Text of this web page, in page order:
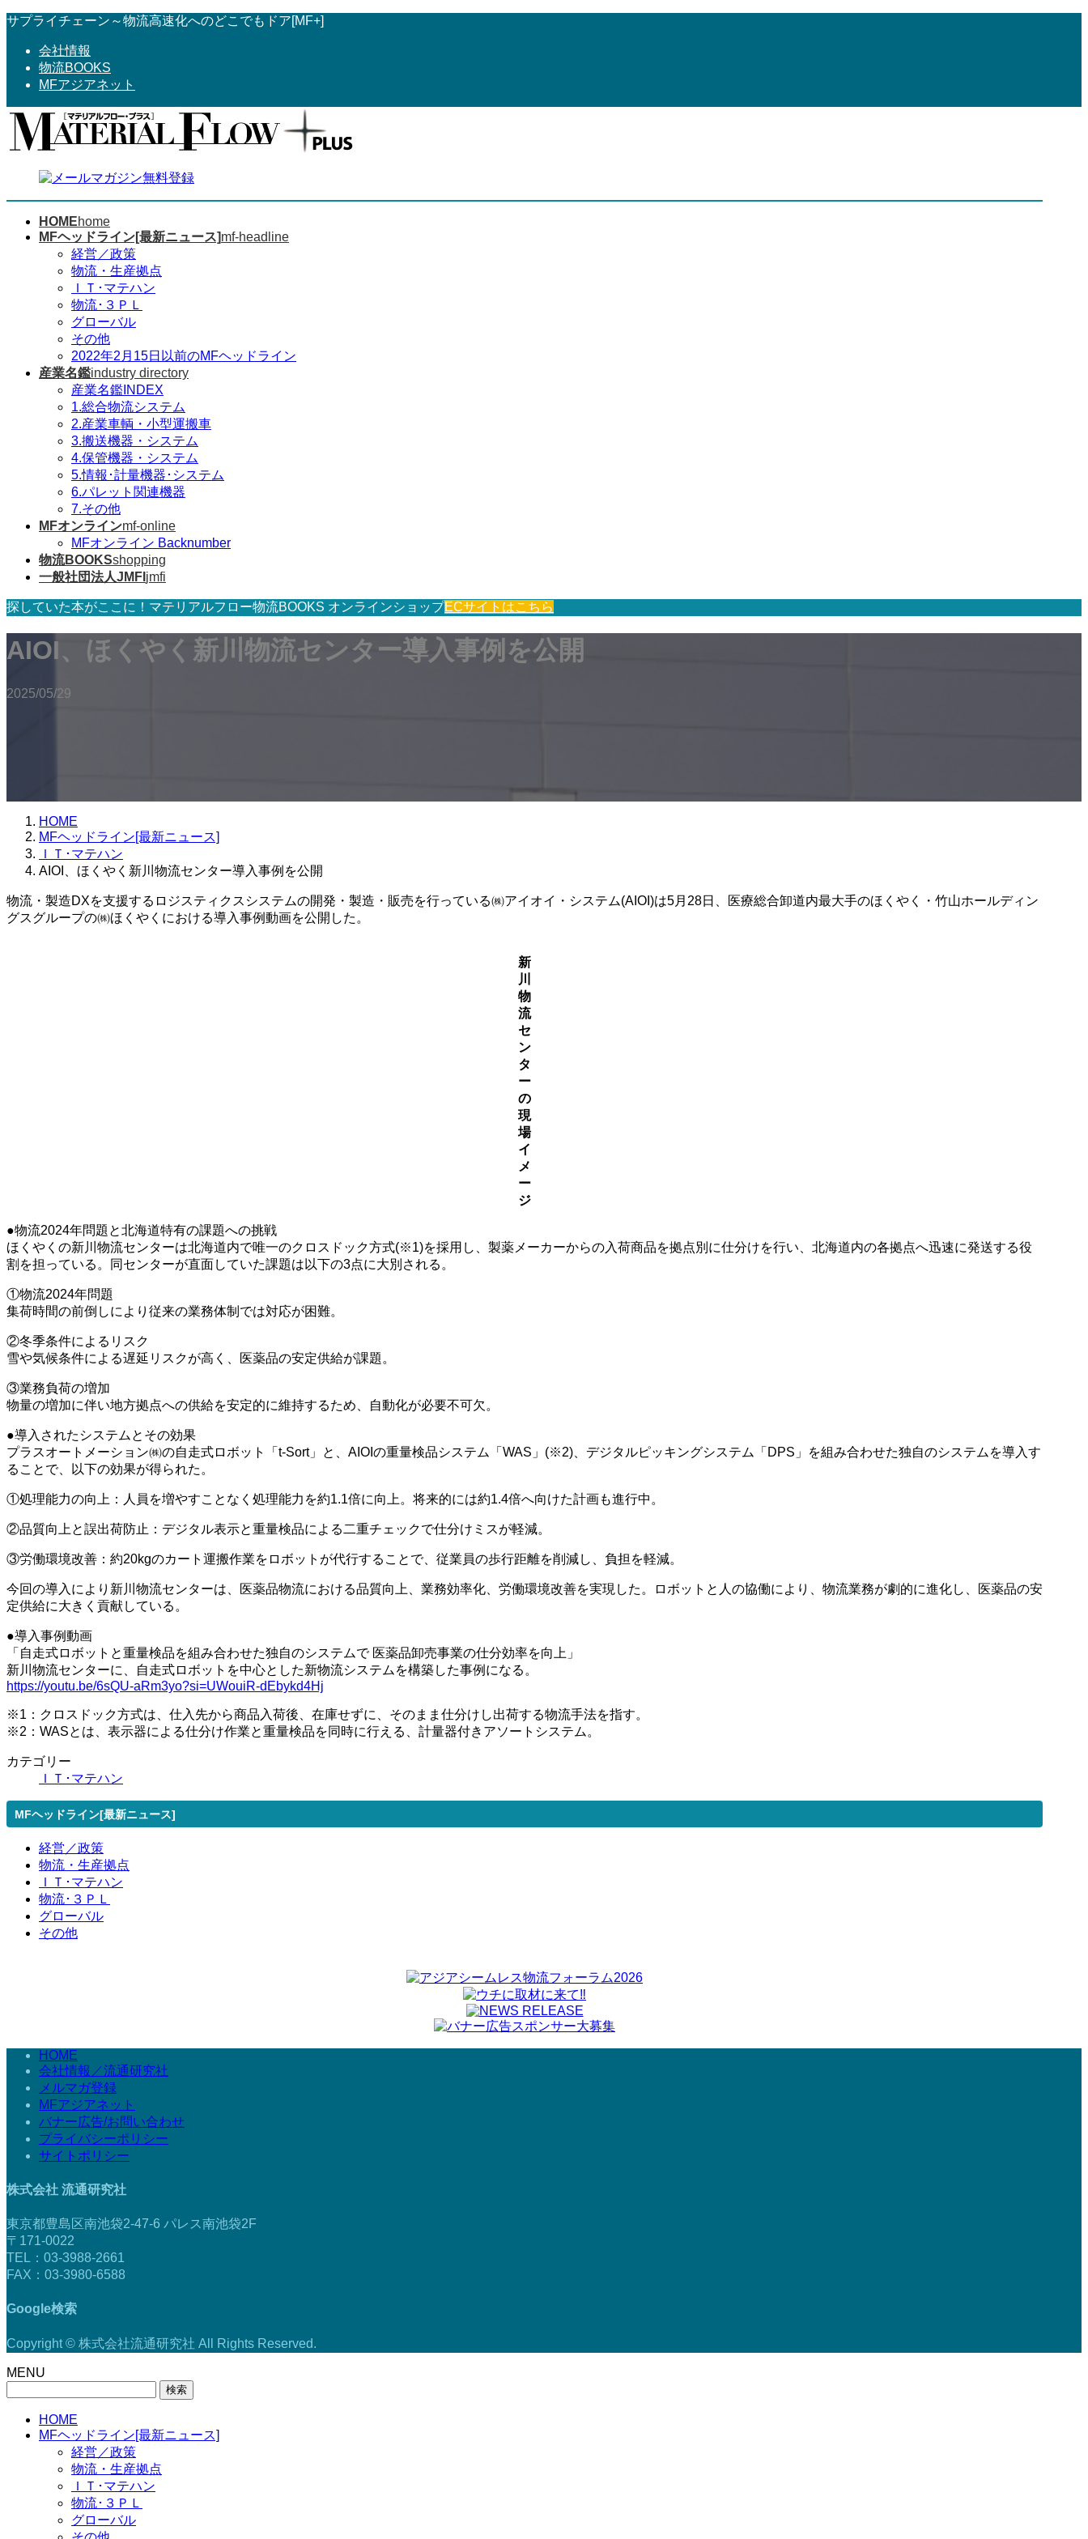
コ
へ
ス
ナ
ョ
ン
サプライチェーン～物流高速化へのどこでもドア[MF+]
会社情報
物流BOOKS
MFアジアネット
HOMEhome
MFヘッドライン[最新ニュース]mf-headline
経営／政策
物流・生産拠点
ＩＴ･マテハン
物流･３ＰＬ
グローバル
その他
2022年2月15日以前のMFヘッドライン
産業名鑑industry directory
産業名鑑INDEX
1.総合物流システム
2.産業車輌・小型運搬車
3.搬送機器・システム
4.保管機器・システム
5.情報･計量機器･システム
6.パレット関連機器
7.その他
MFオンラインmf-online
MFオンライン Backnumber
物流BOOKSshopping
一般社団法人JMFI jmfi
探していた本がここに！マテリアルフロー物流BOOKS オンラインショップECサイトはこちら
AIOI、ほくやく新川物流センター導入事例を公開
2025/05/29
HOME
MFヘッドライン[最新ニュース]
ＩＴ･マテハン
AIOI、ほくやく新川物流センター導入事例を公開
物流・製造DXを支援するロジスティクスシステムの開発・製造・販売を行っている㈱アイオイ・システム(AIOI)は5月28日、医療総合卸道内最大手のほくやく・竹山ホールディン
グスグループの㈱ほくやくにおける導入事例動画を公開した。
新
川
物
流
セ
ン
タ
ー
の
現
場
イ
メ
ー
ジ
●物流2024年問題と北海道特有の課題への挑戦
ほくやくの新川物流センターは北海道内で唯一のクロスドック方式(※1)を採用し、製薬メーカーからの入荷商品を拠点別に仕分けを行い、北海道内の各拠点へ迅速に発送する役
割を担っている。同センターが直面していた課題は以下の3点に大別される。
①物流2024年問題
集荷時間の前倒しにより従来の業務体制では対応が困難。
②冬季条件によるリスク
雪や気候条件による遅延リスクが高く、医薬品の安定供給が課題。
③業務負荷の増加
物量の増加に伴い地方拠点への供給を安定的に維持するため、自動化が必要不可欠。
●導入されたシステムとその効果
プラスオートメーション㈱の自走式ロボット「t-Sort」と、AIOIの重量検品システム「WAS」(※2)、デジタルピッキングシステム「DPS」を組み合わせた独自のシステムを導入す
ることで、以下の効果が得られた。
①処理能力の向上：人員を増やすことなく処理能力を約1.1倍に向上。将来的には約1.4倍へ向けた計画も進行中。
②品質向上と誤出荷防止：デジタル表示と重量検品による二重チェックで仕分けミスが軽減。
③労働環境改善：約20kgのカート運搬作業をロボットが代行することで、従業員の歩行距離を削減し、負担を軽減。
今回の導入により新川物流センターは、医薬品物流における品質向上、業務効率化、労働環境改善を実現した。ロボットと人の協働により、物流業務が劇的に進化し、医薬品の安
定供給に大きく貢献している。
●導入事例動画
「自走式ロボットと重量検品を組み合わせた独自のシステムで 医薬品卸売事業の仕分効率を向上」
新川物流センターに、自走式ロボットを中心とした新物流システムを構築した事例になる。
https://youtu.be/6sQU-aRm3yo?si=UWouiR-dEbykd4Hj
※1：クロスドック方式は、仕入先から商品入荷後、在庫せずに、そのまま仕分けし出荷する物流手法を指す。
※2：WASとは、表示器による仕分け作業と重量検品を同時に行える、計量器付きアソートシステム。
カテゴリー
ＩＴ･マテハン
MFヘッドライン[最新ニュース]
経営／政策
物流・生産拠点
ＩＴ･マテハン
物流･３ＰＬ
グローバル
その他
HOME
会社情報／流通研究社
メルマガ登録
MFアジアネット
バナー広告/お問い合わせ
プライバシーポリシー
サイトポリシー
株式会社 流通研究社
東京都豊島区南池袋2-47-6 パレス南池袋2F
〒171-0022
TEL：03-3988-2661
FAX：03-3980-6588
Google検索
Copyright © 株式会社流通研究社 All Rights Reserved.
MENU
HOME
MFヘッドライン[最新ニュース]
経営／政策
物流・生産拠点
ＩＴ･マテハン
物流･３ＰＬ
グローバル